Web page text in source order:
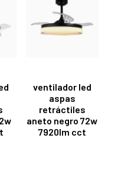
ventilador led
aspas
retráctiles
aneto negro 72w
7920lm cct